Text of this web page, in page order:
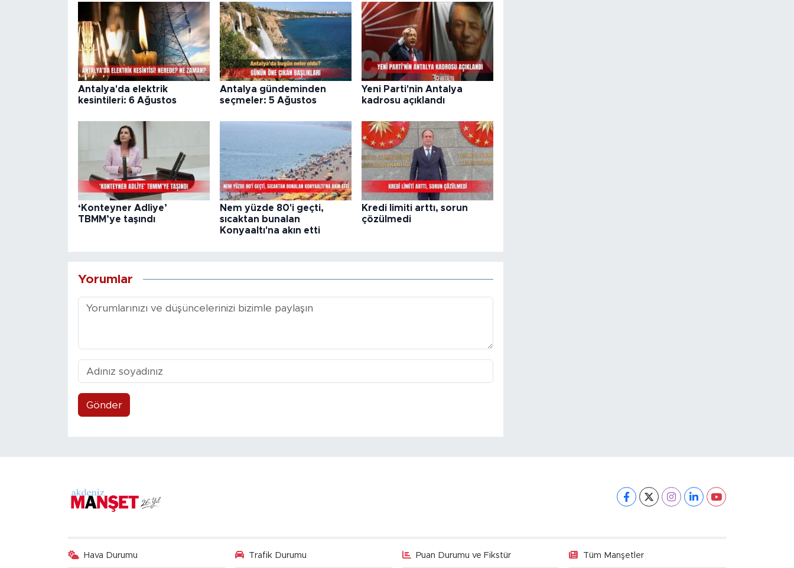
Antalya'da elektrik
kesintileri: 6 Ağustos
Antalya gündeminden
seçmeler: 5 Ağustos
Yeni Parti'nin Antalya
kadrosu açıklandı
‘Konteyner Adliye’
TBMM’ye taşındı
Nem yüzde 80'i geçti,
sıcaktan bunalan
Konyaaltı'na akın etti
Kredi limiti arttı, sorun
çözülmedi
Yorumlar
Gönder
Hava Durumu Trafik Durumu Puan Durumu ve Fikstür Tüm Manşetler